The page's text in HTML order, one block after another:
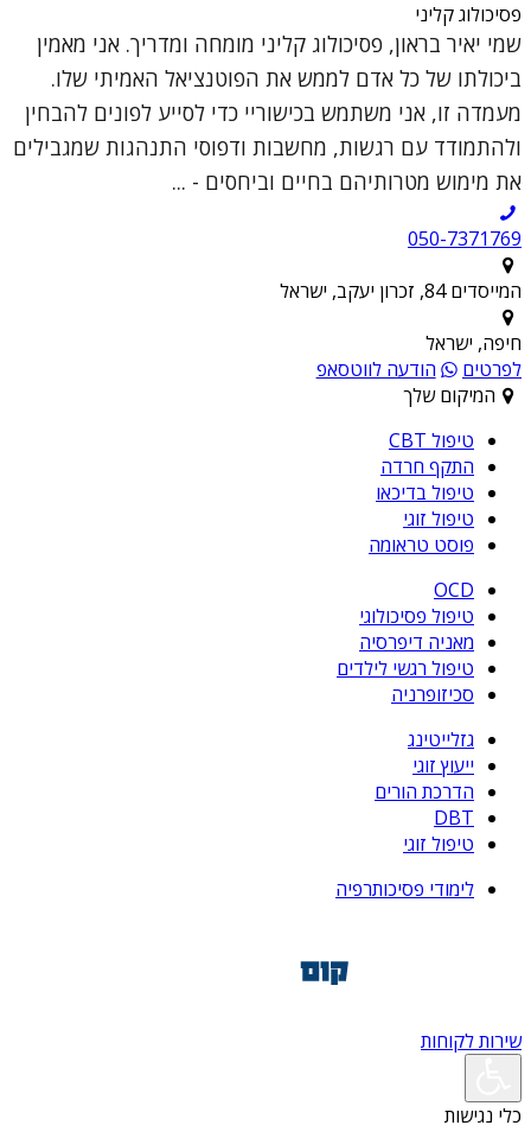
פסיכולוג קליני
שמי יאיר בראון, פסיכולוג קליני מומחה ומדריך. אני מאמין
ביכולתו של כל אדם לממש את הפוטנציאל האמיתי שלו.
מעמדה זו, אני משתמש בכישוריי כדי לסייע לפונים להבחין
ולהתמודד עם רגשות, מחשבות ודפוסי התנהגות שמגבילים
את מימוש מטרותיהם בחיים וביחסים - ...
050-7371769
המייסדים 84, זכרון יעקב, ישראל
חיפה, ישראל
לפרטים
הודעה לווטסאפ
המיקום שלך
טיפול CBT
התקף חרדה
טיפול בדיכאו
טיפול זוגי
פוסט טראומה
OCD
טיפול פסיכולוגי
מאניה דיפרסיה
טיפול רגשי לילדים
סכיזופרניה
גזלייטינג
ייעוץ זוגי
הדרכת הורים
DBT
טיפול זוגי
לימודי פסיכותרפיה
שירות לקוחות
כלי נגישות